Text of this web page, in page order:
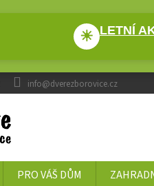
☀ LETNÍ
info@dverezborovice.cz
PRO VÁŠ DŮM